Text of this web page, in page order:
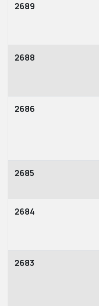
2689
2688
2686
2685
2684
2683